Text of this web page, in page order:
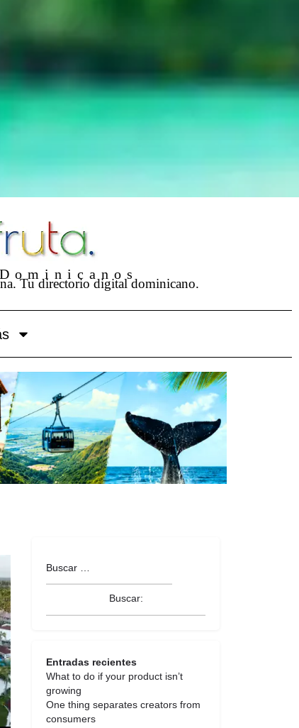
Tu directorio digital dominicano.
Entradas recientes
What to do if your product isn’t
growing
One thing separates creators from
consumers